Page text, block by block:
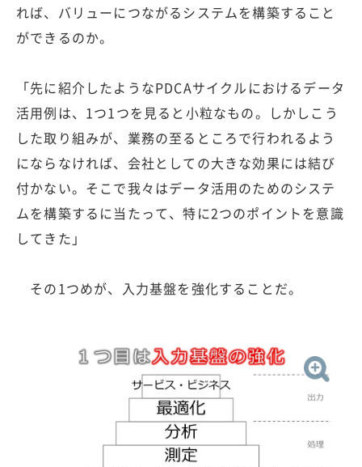
れば、バリューにつながるシステムを構築すること
ができるのか。
「先に紹介したようなPDCAサイクルにおけるデータ
活用例は、1つ1つを見ると小粒なもの。しかしこう
した取り組みが、業務の至るところで行われるよう
にならなければ、会社としての大きな効果には結び
付かない。そこで我々はデータ活用のためのシステ
ムを構築するに当たって、特に2つのポイントを意識
してきた」
その1つめが、入力基盤を強化することだ。